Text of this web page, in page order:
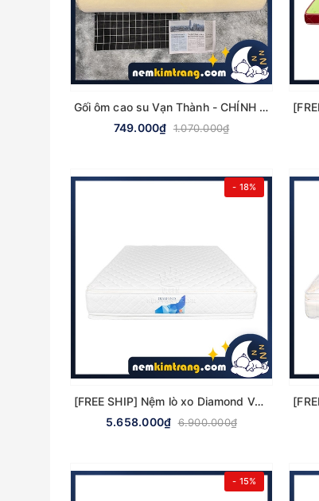
Gối ôm cao su Vạn Thành - CHÍNH HÃNG, CAO CẤP
749.000₫ 1.070.000₫
- 18%
[FREE SHIP] Nệm lò xo Diamond Vạn Thành - CHÍNH HÃNG, BẢO HÀNH 15 NĂM
5.658.000₫ 6.900.000₫
- 15%